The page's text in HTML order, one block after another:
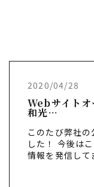
2020/04/28
Webサイトオ
和光…
このたび弊社
した！ 今後は
情報を発信し